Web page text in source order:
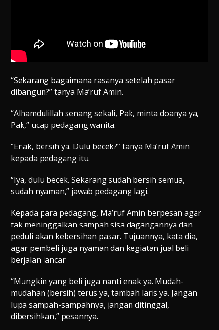
“Sekarang bagaimana rasanya setelah pasar
dibangun?” tanya Ma’ruf Amin.
“Alhamdulillah senang sekali, Pak, minta doanya ya,
Pak,” ucap pedagang wanita.
“Enak, bersih ya. Dulu becek?” tanya Ma’ruf Amin
kepada pedagang itu.
“Iya, dulu becek. Sekarang sudah bersih semua,
sudah nyaman,” jawab pedagang lagi.
Kepada para pedagang, Ma’ruf Amin berpesan agar
tak meninggalkan sampah sisa dagangannya dan
peduli akan kebersihan pasar. Tujuannya, kata dia,
agar pembeli juga nyaman dan kegiatan jual beli
berjalan lancar.
“Mungkin yang beli juga nanti enak ya. Mudah-
mudahan (bersih) terus ya, tambah laris ya. Jangan
lupa sampah-sampahnya, jangan ditinggal,
dibersihkan,” pesannya.